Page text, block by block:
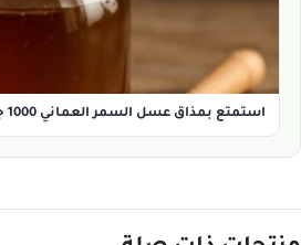
استمتع بمذاق عسل السمر العماني 1000 جرام